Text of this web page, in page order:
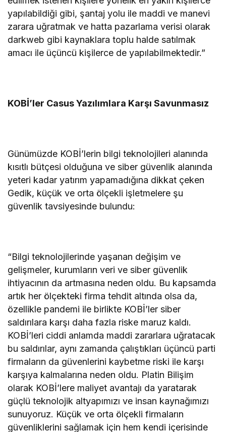
yapılabildiği gibi, şantaj yolu ile maddi ve manevi
zarara uğratmak ve hatta pazarlama verisi olarak
darkweb gibi kaynaklara toplu halde satılmak
amacı ile üçüncü kişilerce de yapılabilmektedir.”
KOBİ’ler Casus Yazılımlara Karşı Savunmasız
Günümüzde KOBİ’lerin bilgi teknolojileri alanında
kısıtlı bütçesi olduğuna ve siber güvenlik alanında
yeteri kadar yatırım yapamadığına dikkat çeken
Gedik, küçük ve orta ölçekli işletmelere şu
güvenlik tavsiyesinde bulundu:
“Bilgi teknolojilerinde yaşanan değişim ve
gelişmeler, kurumların veri ve siber güvenlik
ihtiyacının da artmasına neden oldu. Bu kapsamda
artık her ölçekteki firma tehdit altında olsa da,
özellikle pandemi ile birlikte KOBİ’ler siber
saldırılara karşı daha fazla riske maruz kaldı.
KOBİ’leri ciddi anlamda maddi zararlara uğratacak
bu saldırılar, aynı zamanda çalıştıkları üçüncü parti
firmaların da güvenlerini kaybetme riski ile karşı
karşıya kalmalarına neden oldu. Platin Bilişim
olarak KOBİ’lere maliyet avantajı da yaratarak
güçlü teknolojik altyapımızı ve insan kaynağımızı
sunuyoruz. Küçük ve orta ölçekli firmaların
güvenliklerini sağlamak için hem kendi içerisinde